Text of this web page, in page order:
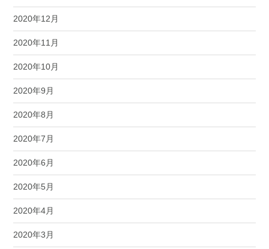
2020年12月
2020年11月
2020年10月
2020年9月
2020年8月
2020年7月
2020年6月
2020年5月
2020年4月
2020年3月